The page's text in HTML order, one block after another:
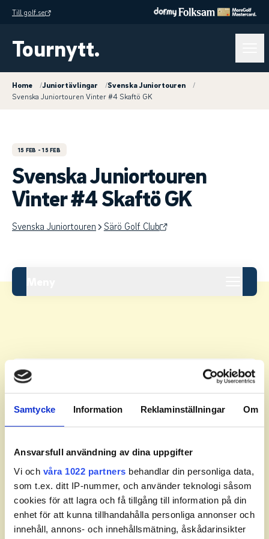
Samtycke Information Reklaminställningar Om
Ansvarsfull användning av dina uppgifter
Vi och våra 1022 partners behandlar din personliga data,
som t.ex. ditt IP-nummer, och använder teknologi såsom
cookies för att lagra och få tillgång till information på din
enhet för att kunna tillhandahålla personliga annonser och
innehåll, annons- och innehållsmätning, åskådarinsikter
Till golf.se
Tournytt.
Home /Juniortävlingar /Svenska Juniortouren
/
Svenska Juniortouren Vinter #4 Skaftö GK
15 FEB - 15 FEB
Svenska Juniortouren
Vinter #4 Skaftö GK
Svenska Juniortouren Särö Golf Club
Leaderboard.
Pos Namn